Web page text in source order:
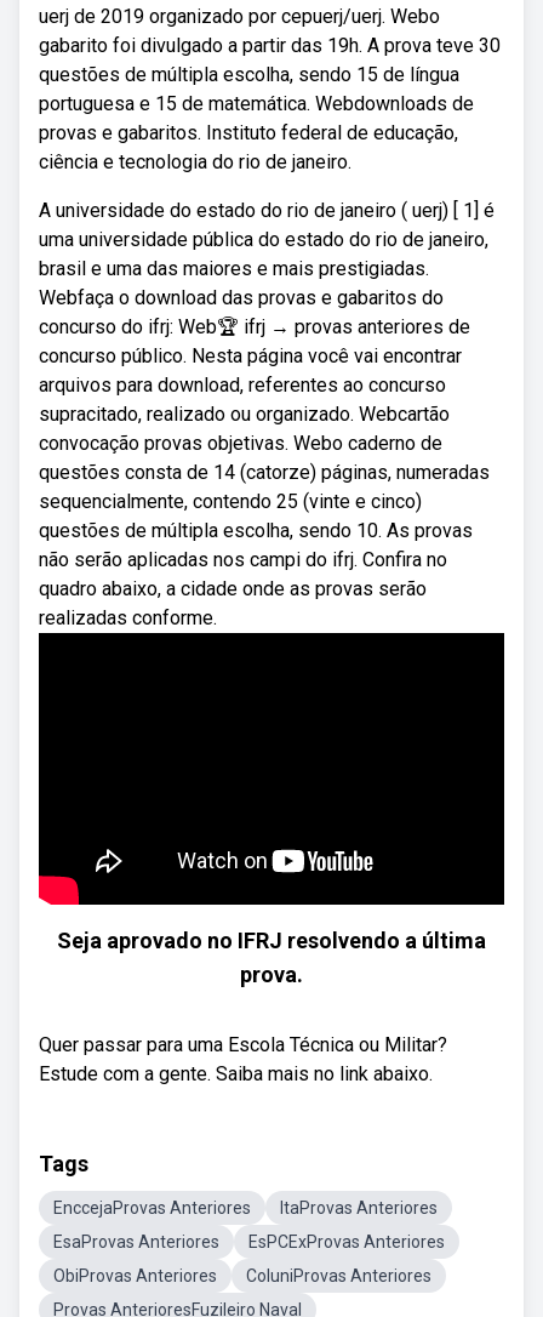
uerj de 2019 organizado por cepuerj/uerj. Webo
gabarito foi divulgado a partir das 19h. A prova teve 30
questões de múltipla escolha, sendo 15 de língua
portuguesa e 15 de matemática. Webdownloads de
provas e gabaritos. Instituto federal de educação,
ciência e tecnologia do rio de janeiro.
A universidade do estado do rio de janeiro ( uerj) [ 1] é
uma universidade pública do estado do rio de janeiro,
brasil e uma das maiores e mais prestigiadas.
Webfaça o download das provas e gabaritos do
concurso do ifrj: Web🏆 ifrj → provas anteriores de
concurso público. Nesta página você vai encontrar
arquivos para download, referentes ao concurso
supracitado, realizado ou organizado. Webcartão
convocação provas objetivas. Webo caderno de
questões consta de 14 (catorze) páginas, numeradas
sequencialmente, contendo 25 (vinte e cinco)
questões de múltipla escolha, sendo 10. As provas
não serão aplicadas nos campi do ifrj. Confira no
quadro abaixo, a cidade onde as provas serão
realizadas conforme.
Seja aprovado no IFRJ resolvendo a última
prova.
Quer passar para uma Escola Técnica ou Militar?
Estude com a gente. Saiba mais no link abaixo.
Tags
EnccejaProvas Anteriores
ItaProvas Anteriores
EsaProvas Anteriores
EsPCExProvas Anteriores
ObiProvas Anteriores
ColuniProvas Anteriores
Provas AnterioresFuzileiro Naval